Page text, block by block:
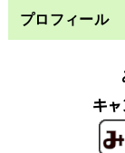
プロフィール
キ